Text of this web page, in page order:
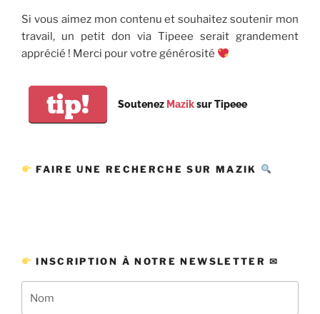
Si vous aimez mon contenu et souhaitez soutenir mon
travail, un petit don via Tipeee serait grandement
apprécié ! Merci pour votre générosité
tip! Soutenez Maziksur Tipeee
FAIRE UNE RECHERCHE SUR MAZIK
INSCRIPTION À NOTRE NEWSLETTER ✉